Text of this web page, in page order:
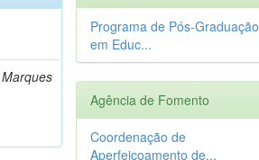
Programa de Pós-Graduação
em Educ...
Agência de Fomento
Coordenação de
Aperfeiçoamento de...